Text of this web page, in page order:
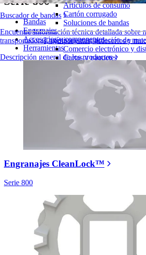
Buscador de bandas
Encuentre Información técnica detallada sobre
transportadoras, componentes, accesorios y
Descripción general de los productos
Artículos de consumo
Cartón corrugado
Soluciones de bandas
Logística y manipulación de
Comercio electrónico y
Cartas y paquetes
Neumáticos y Automoción
Neumáticos
Transporte
Baterías de VE
Industrial
Visión general de las industrias
Bandas
Engranajes
Accesorios y componentes
Herramientas
Engranajes CleanLock™
Serie 800